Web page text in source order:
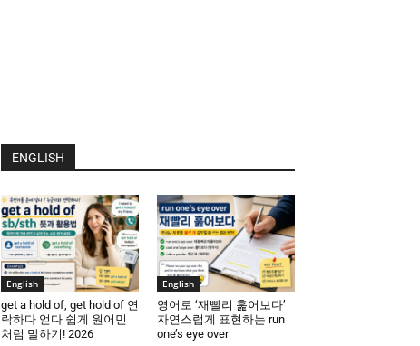
ENGLISH
English
get a hold of, get hold of 연
락하다 얻다 쉽게 원어민
처럼 말하기! 2026
English
영어로 ‘재빨리 훑어보다’
자연스럽게 표현하는 run
one’s eye over